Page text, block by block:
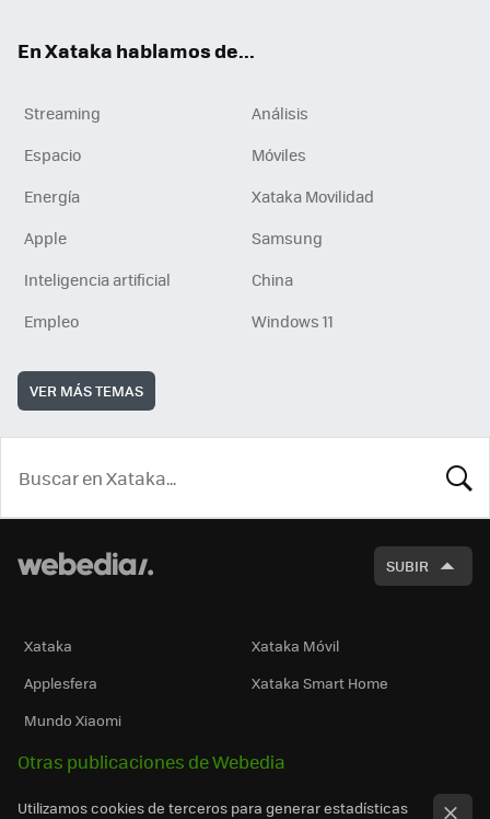
En Xataka hablamos de...
Streaming
Análisis
Espacio
Móviles
Energía
Xataka Movilidad
Apple
Samsung
Inteligencia artificial
China
Empleo
Windows 11
VER MÁS TEMAS
SUBIR
Xataka
Xataka Móvil
Applesfera
Xataka Smart Home
Mundo Xiaomi
Otras publicaciones de Webedia
Utilizamos cookies de terceros para generar estadísticas